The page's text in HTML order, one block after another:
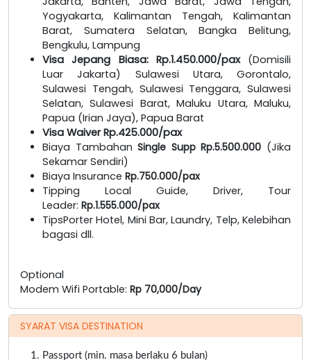
Yogyakarta, Kalimantan Tengah, Kalimantan
Barat, Sumatera Selatan, Bangka Belitung,
Bengkulu, Lampung
Visa Jepang Biasa: Rp.1.450.000/pax(Domisili
Luar Jakarta) Sulawesi Utara, Gorontalo,
Sulawesi Tengah, Sulawesi Tenggara, Sulawesi
Selatan, Sulawesi Barat, Maluku Utara, Maluku,
Papua (Irian Jaya), Papua Barat
Visa Waiver Rp.425.000/pax
Biaya TambahanSingle Supp Rp.5.500.000 (Jika
Sekamar Sendiri)
Biaya Insurance Rp.750.000/pax
Tipping Local Guide, Driver, Tour
Leader: Rp.1.555.000/pax
TipsPorter Hotel, Mini Bar, Laundry, Telp, Kelebihan
bagasi dll.
Optional
Modem Wifi Portable: Rp 70,000/Day
SYARAT VISA DESTINATION
Passport (min. masa berlaku 6 bulan)